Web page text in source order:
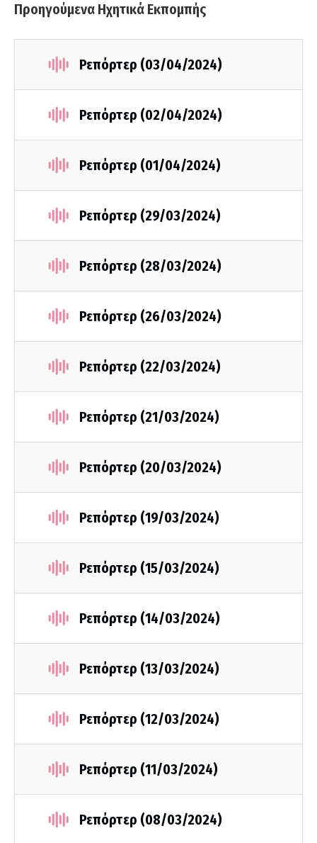
Προηγούμενα Ηχητικά Εκπομπής
Ρεπόρτερ (03/04/2024)
Ρεπόρτερ (02/04/2024)
Ρεπόρτερ (01/04/2024)
Ρεπόρτερ (29/03/2024)
Ρεπόρτερ (28/03/2024)
Ρεπόρτερ (26/03/2024)
Ρεπόρτερ (22/03/2024)
Ρεπόρτερ (21/03/2024)
Ρεπόρτερ (20/03/2024)
Ρεπόρτερ (19/03/2024)
Ρεπόρτερ (15/03/2024)
Ρεπόρτερ (14/03/2024)
Ρεπόρτερ (13/03/2024)
Ρεπόρτερ (12/03/2024)
Ρεπόρτερ (11/03/2024)
Ρεπόρτερ (08/03/2024)